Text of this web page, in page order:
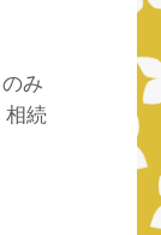
み
相続